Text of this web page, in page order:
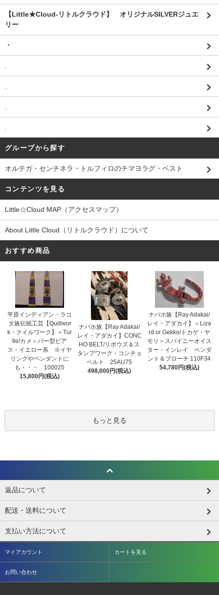
【Little★Cloud-リトルクラウド】 オリジナルSILVERジュエ
リー
・
.
.
.
.
グループから探す
オルテガ・センチネラ・トルフィロのチマヨラグ・ベスト
コンテンツを見る
Little☆Cloud MAP（アクセスマップ）
About Little Cloud（リトルクラウド）について
おすすめ商品
平原インディアン・ラコ
タ族伝統工芸【Quillwor
k・クイルワーク】＜Tur
tle/カメ＞バー型ピア
ス・イエロー系 ※イヤ
リングやペンダントに
も・・・ 100025
15,800円(税込)
ナバホ族【Ray Adakai/
レイ・アダカイ】CONC
HO BELT/リポウズ＆ス
タンプワーク・コンチョ
ベルト 25AU75
498,000円(税込)
ナバホ族【Ray Adakai/
レイ・アダカイ】＜Liza
rd or Gekko/トカゲ・ヤ
モリ＞スパイニーオイス
ター・インレイ ペンダ
ント＆ブローチ 110F34
54,780円(税込)
もっと見る
返品について
配送・送料について
支払い方法について
マイアカウント カートを見る
お問い合わせ